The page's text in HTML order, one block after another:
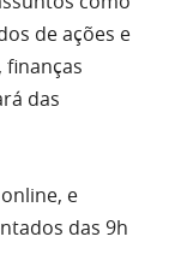
de ações e
das
e
das 9h